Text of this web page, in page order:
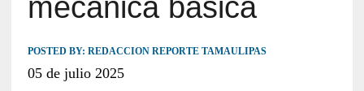
mecánica básica
POSTED BY: REDACCION REPORTE TAMAULIPAS
05 de julio 2025